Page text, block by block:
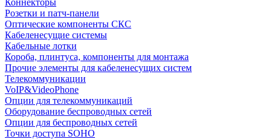
Коннекторы
Розетки и патч-панели
Оптические компоненты СКС
Кабеленесущие системы
Кабельные лотки
Короба, плинтуса, компоненты для монтажа
Прочие элементы для кабеленесущих систем
Телекоммуникации
VoIP&VideoPhone
Опции для телекоммуникаций
Оборудование беспроводных сетей
Опции для беспроводных сетей
Точки доступа SOHO